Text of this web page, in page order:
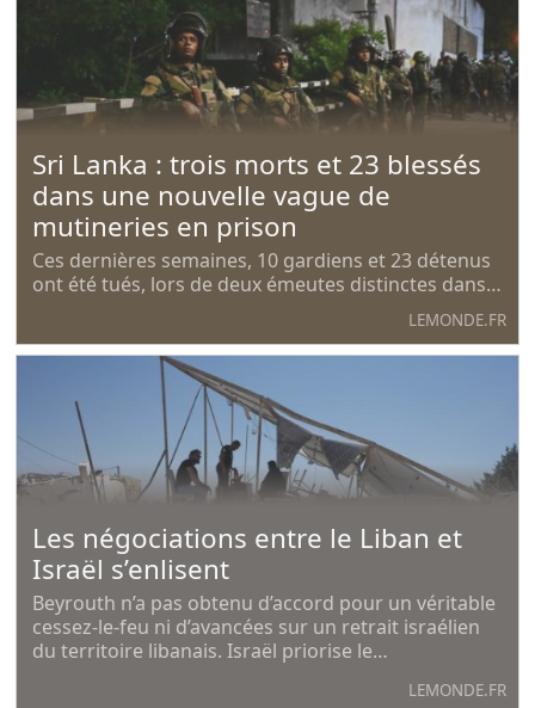
Sri Lanka : trois morts et 23 blessés
dans une nouvelle vague de
mutineries en prison
Ces dernières semaines, 10 gardiens et 23 détenus
ont été tués, lors de deux émeutes distinctes dans
deux prisons situées dans la banlieue de Colombo.
Selon les autorités, cette recrudescence des
tensions s’explique par la surpopulation carcérale.
LEMONDE.FR
Les négociations entre le Liban et
Israël s’enlisent
Beyrouth n’a pas obtenu d’accord pour un véritable
cessez-le-feu ni d’avancées sur un retrait israélien
du territoire libanais. Israël priorise le
LEMONDE.FR